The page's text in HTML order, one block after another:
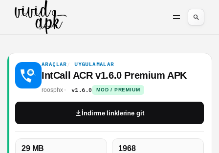
ARAÇLAR UYGULAMALAR
IntCall ACR v1.6.0 Premium APK
roosphx v1.6.0 MOD / PREMIUM
29 MB 1968
İndirme linklerine git